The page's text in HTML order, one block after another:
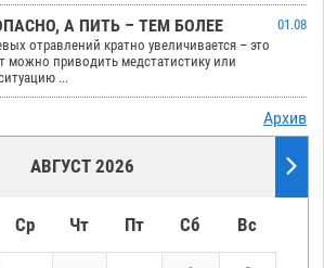
А ПИТЬ – ТЕМ БОЛЕЕ
01.08
отравлений кратно увеличивается – это
можно приводить медстатистику или
...
Архив
АВГУСТ 2026
Ср Чт Пт Сб Вс